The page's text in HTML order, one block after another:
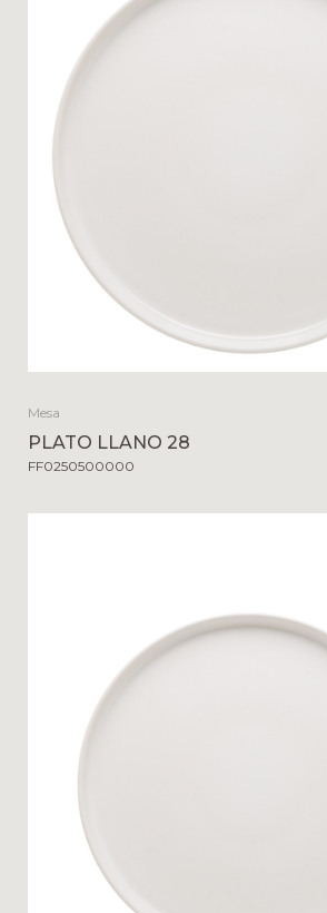
Mesa
PLATO LLANO 28
FF0250500000